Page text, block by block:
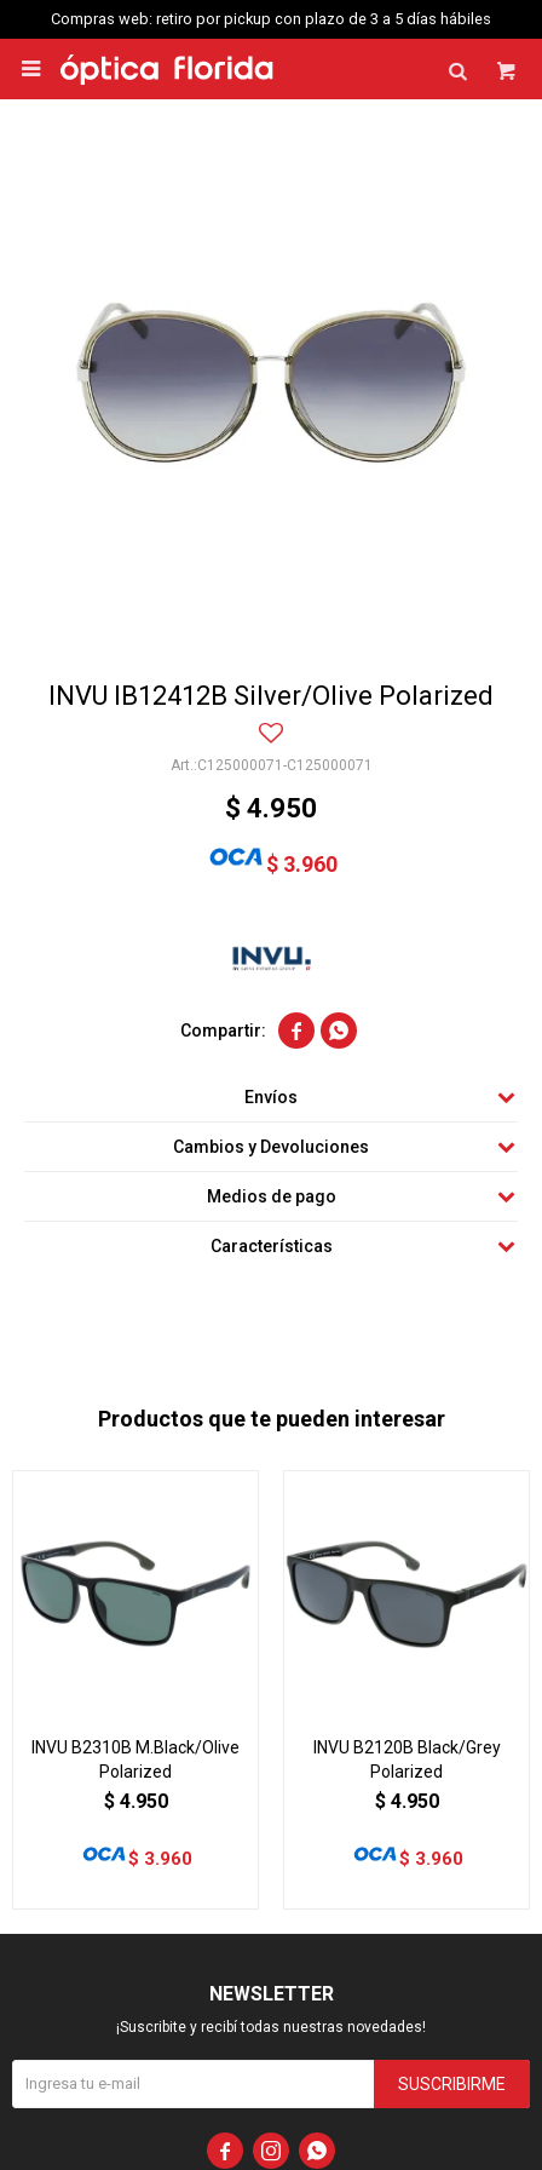
Compras web: retiro por pickup con plazo de 3 a 5 días hábiles

INVU IB12412B Silver/Olive Polarized
C125000071-C125000071
$ 4.950
$ 3.960
 
Envíos
Cambios y Devoluciones
Medios de pago
Características
Productos que te pueden interesar
INVU B2310B M.Black/Olive
Polarized
$ 4.950
$ 3.960
INVU B2120B Black/Grey
Polarized
$ 4.950
$ 3.960
NEWSLETTER
¡Suscribite y recibí todas nuestras novedades!
SUSCRIBIRME
  